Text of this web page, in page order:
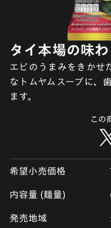
タイ本場の味
エビのうまみをきかせ
なトムヤムスープに、
ます。
この
希望小売価格
内容量 (麺量)
発売地域